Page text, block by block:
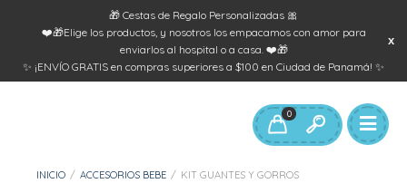
🎁 Cestas de Regalo Personalizadas 🎀
❤️🎁Elige los productos, y nosotros los empacamos con amor para
enviarlos al hospital o a casa. ❤️🎁
✨ ¡ENVÍO GRATIS en compras superiores a $100 en Ciudad de Panamá! ✨
0
INICIO / ACCESORIOS BEBE / KIT GUANTES Y GORROS